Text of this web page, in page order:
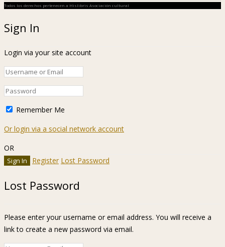
Todos los derechos pertenecen a Hislibris Asociación cultural
Sign In
Login via your site account
Remember Me
Or login via a social network account
OR
Register Lost Password
Lost Password
Please enter your username or email address. You will receive a
link to create a new password via email.